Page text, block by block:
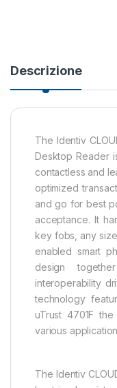
Descrizione
The Identiv
Desktop Reader
contactless and
optimized
and go for best
acceptance. It
key fobs, any
enabled smart
design
interoperability
technology
uTrust 4701F
various
The Identiv